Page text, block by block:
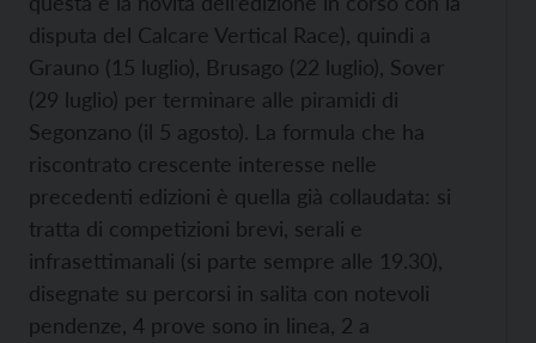
disputa del Calcare Vertical Race), quindi a
Grauno (15 luglio), Brusago (22 luglio), Sover
(29 luglio) per terminare alle piramidi di
Segonzano (il 5 agosto). La formula che ha
riscontrato crescente interesse nelle
precedenti edizioni è quella già collaudata: si
tratta di competizioni brevi, serali e
infrasettimanali (si parte sempre alle 19.30),
disegnate su percorsi in salita con notevoli
pendenze, 4 prove sono in linea, 2 a